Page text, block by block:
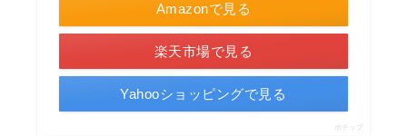
Amazonで見る
楽天市場で見る
Yahooショッピングで見る
ポチップ